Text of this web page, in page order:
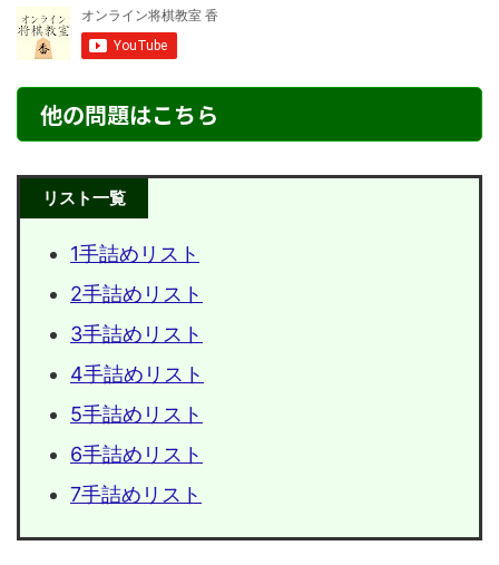
他の問題はこちら
リスト一覧
1手詰めリスト
2手詰めリスト
3手詰めリスト
4手詰めリスト
5手詰めリスト
6手詰めリスト
7手詰めリスト